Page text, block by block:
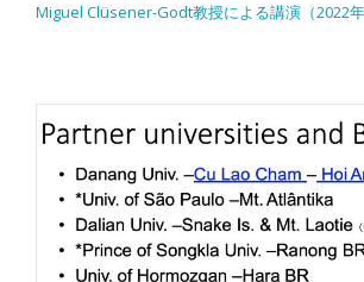
Miguel Clüsener-Godt教授による講演（2022年